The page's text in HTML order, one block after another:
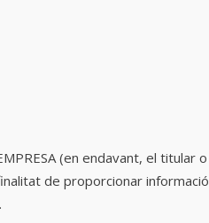
(en endavant, el titular o
de proporcionar informació